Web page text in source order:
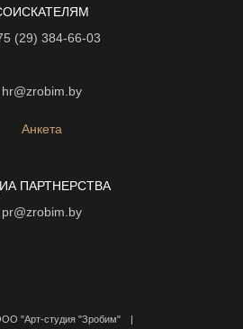
(29) 384-66-03
hr@zrobim.by
Анкета
ПАРТНЕРСТВА
pr@zrobim.by
"Арт-студия "Зробим" |